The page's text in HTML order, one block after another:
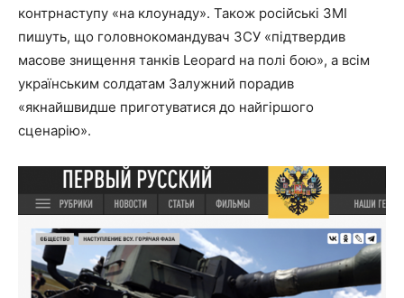
контрнаступу «на клоунаду». Також російські ЗМІ
пишуть, що головнокомандувач ЗСУ «підтвердив
масове знищення танків Leopard на полі бою», а всім
українським солдатам Залужний порадив
«якнайшвидше приготуватися до найгіршого
сценарію».